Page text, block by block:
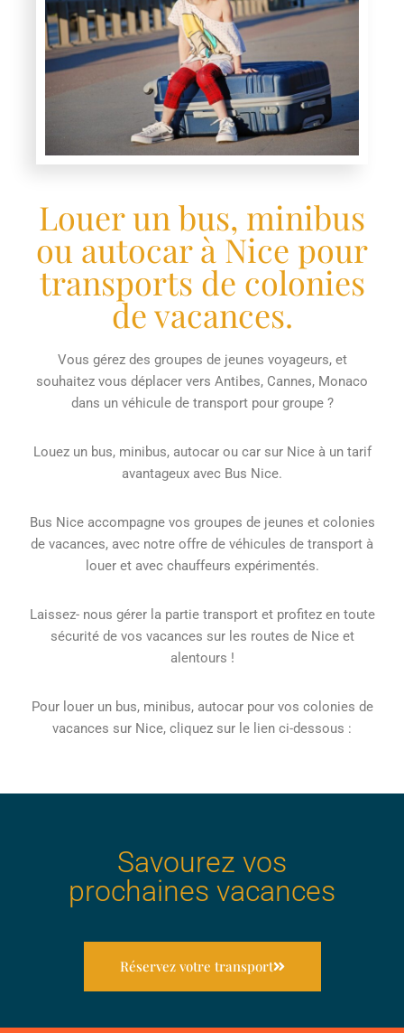
Louer un bus, minibus
ou autocar à Nice pour
transports de colonies
de vacances.
Vous gérez des groupes de jeunes voyageurs, et
souhaitez vous déplacer vers Antibes, Cannes, Monaco
dans un véhicule de transport pour groupe ?
Louez un bus, minibus, autocar ou car sur Nice à un tarif
avantageux avec Bus Nice.
Bus Nice accompagne vos groupes de jeunes et colonies
de vacances, avec notre offre de véhicules de transport à
louer et avec chauffeurs expérimentés.
Laissez- nous gérer la partie transport et profitez en toute
sécurité de vos vacances sur les routes de Nice et
alentours !
Pour louer un bus, minibus, autocar pour vos colonies de
vacances sur Nice, cliquez sur le lien ci-dessous :
Savourez vos
prochaines vacances
Réservez votre transport